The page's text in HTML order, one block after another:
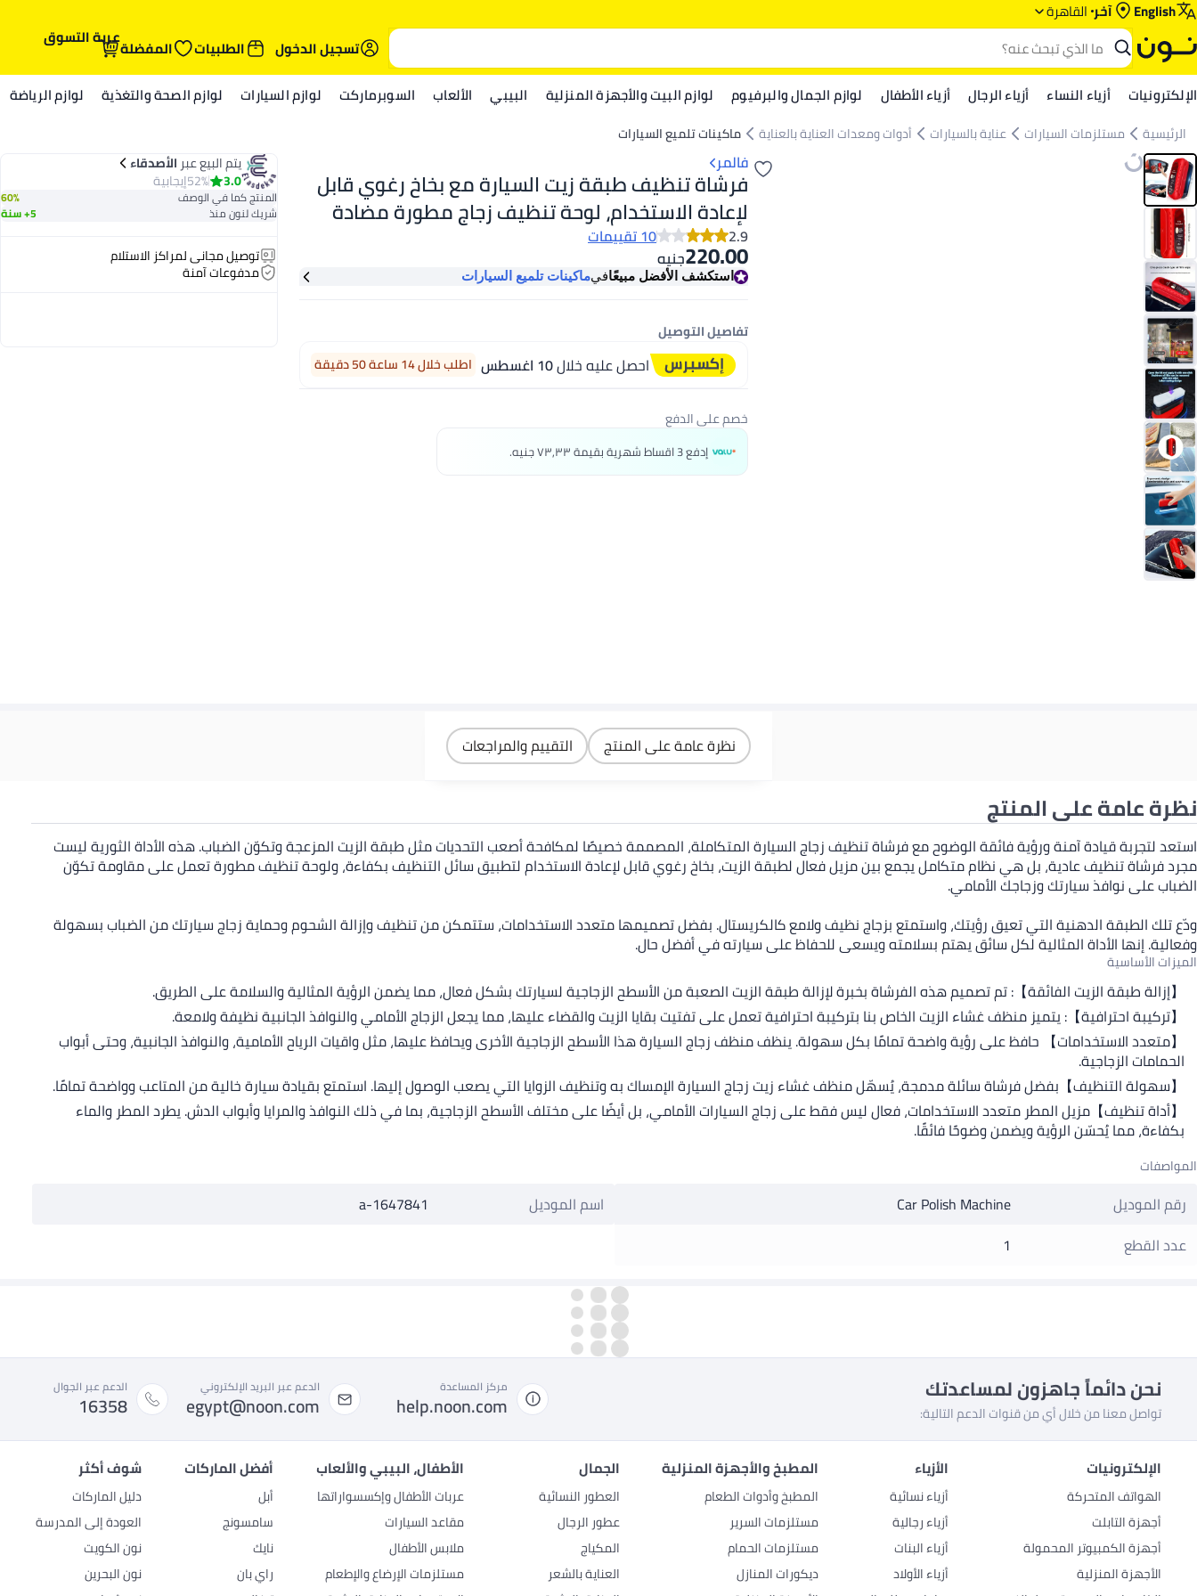
English آخر القاهرة
تسجيل الدخول
الطلبيات المفضلةعربة التسوق
الإلكترونيات أزياء النساء أزياء الرجال أزياء الأطفال لوازم الجمال والبرفيوم لوازم البيت والأجهزة المنزلية البيبي الألعاب السوبرماركت لوازم السيارات لوازم الصحة والتغذية لوازم الرياضة
الرئيسية مستلزمات السيارات عناية بالسيارات أدوات ومعدات العناية بالعناية ماكينات تلميع السيارات
فالمر
فرشاة تنظيف طبقة زيت السيارة مع بخاخ رغوي قابل
لإعادة الاستخدام، لوحة تنظيف زجاج مطورة مضادة
للضباب، مزيل طبقة زيت الزجاج لنوافذ السيارة والزجاج
الأمامي، فرشاة تنظيف زجاج السيارة متعددة
الاستخدامات
2.9
10 تقييمات
جنيه220.00
استكشف الأفضل مبيعًافيماكينات تلميع السيارات
تفاصيل التوصيل
احصل عليه خلال10 اغسطس اطلب خلال 14 ساعة 50 دقيقة
خصم على الدفع
إدفع 3 اقساط شهرية بقيمة ٧٣٫٣٣ جنيه.
يتم البيع عبر الأصدقاء
3.0
52%إيجابية
المنتج كما في الوصف 60%
شريك لنون منذ 5+ سنة
توصيل مجاني لمراكز الاستلام
مدفوعات آمنة
نظرة عامة على المنتج التقييم والمراجعات
نظرة عامة على المنتج
استعد لتجربة قيادة آمنة ورؤية فائقة الوضوح مع فرشاة تنظيف زجاج السيارة المتكاملة، المصممة خصيصًا لمكافحة أصعب التحديات مثل طبقة الزيت المزعجة وتكوّن الضباب. هذه الأداة الثورية ليست
مجرد فرشاة تنظيف عادية، بل هي نظام متكامل يجمع بين مزيل فعال لطبقة الزيت، بخاخ رغوي قابل لإعادة الاستخدام لتطبيق سائل التنظيف بكفاءة، ولوحة تنظيف مطورة تعمل على مقاومة تكوّن
الضباب على نوافذ سيارتك وزجاجك الأمامي.
ودّع تلك الطبقة الدهنية التي تعيق رؤيتك، واستمتع بزجاج نظيف ولامع كالكريستال. بفضل تصميمها متعدد الاستخدامات، ستتمكن من تنظيف وإزالة الشحوم وحماية زجاج سيارتك من الضباب بسهولة
وفعالية. إنها الأداة المثالية لكل سائق يهتم بسلامته ويسعى للحفاظ على سيارته في أفضل حال.
الميزات الأساسية
【إزالة طبقة الزيت الفائقة】: تم تصميم هذه الفرشاة بخبرة لإزالة طبقة الزيت الصعبة من الأسطح الزجاجية لسيارتك بشكل فعال، مما يضمن الرؤية المثالية والسلامة على الطريق.
【تركيبة احترافية】: يتميز منظف غشاء الزيت الخاص بنا بتركيبة احترافية تعمل على تفتيت بقايا الزيت والقضاء عليها، مما يجعل الزجاج الأمامي والنوافذ الجانبية نظيفة ولامعة.
【متعدد الاستخدامات】 حافظ على رؤية واضحة تمامًا بكل سهولة. ينظف منظف زجاج السيارة هذا الأسطح الزجاجية الأخرى ويحافظ عليها، مثل واقيات الرياح الأمامية، والنوافذ الجانبية، وحتى أبواب
الحمامات الزجاجية.
【سهولة التنظيف】بفضل فرشاة سائلة مدمجة، يُسهّل منظف غشاء زيت زجاج السيارة الإمساك به وتنظيف الزوايا التي يصعب الوصول إليها. استمتع بقيادة سيارة خالية من المتاعب وواضحة تمامًا.
【أداة تنظيف】مزيل المطر متعدد الاستخدامات، فعال ليس فقط على زجاج السيارات الأمامي، بل أيضًا على مختلف الأسطح الزجاجية، بما في ذلك النوافذ والمرايا وأبواب الدش. يطرد المطر والماء
بكفاءة، مما يُحسّن الرؤية ويضمن وضوحًا فائقًا.
المواصفات
رقم الموديل
Car Polish Machine
عدد القطع
1
اسم الموديل a-1647841
نحن دائماً جاهزون لمساعدتك
تواصل معنا من خلال أي من قنوات الدعم التالية:
مركز المساعدة
help.noon.com
الدعم عبر البريد الإلكتروني
egypt@noon.com
الدعم عبر الجوال
16358
الإلكترونيات
الهواتف المتحركة
أجهزة التابلت
أجهزة الكمبيوتر المحمولة
الأجهزة المنزلية
الأزياء
أزياء نسائية
أزياء رجالية
أزياء البنات
أزياء الأولاد
المطبخ والأجهزة المنزلية
المطبخ وأدوات الطعام
مستلزمات السرير
مستلزمات الحمام
ديكورات المنازل
الجمال
العطور النسائية
عطور الرجال
المكياج
العناية بالشعر
الأطفال، البيبي والألعاب
عربات الأطفال وإكسسواراتها
مقاعد السيارات
ملابس الأطفال
مستلزمات الإرضاع والإطعام
أفضل الماركات
أبل
سامسونج
نايك
راي بان
شوف أكثر
دليل الماركات
العودة إلى المدرسة
نون الكويت
نون البحرين